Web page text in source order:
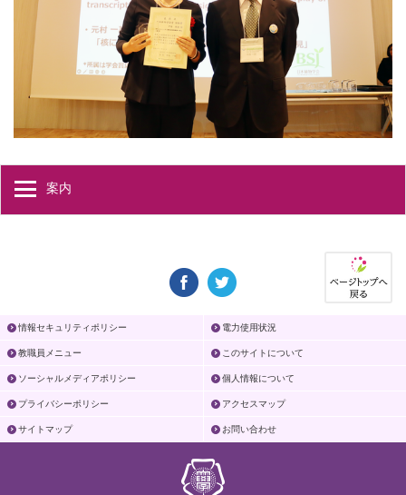
案内
情報セキュリティポリシー 電力使用状況
教職員メニュー このサイトについて
ソーシャルメディアポリシー 個人情報について
プライバシーポリシー アクセスマップ
サイトマップ お問い合わせ